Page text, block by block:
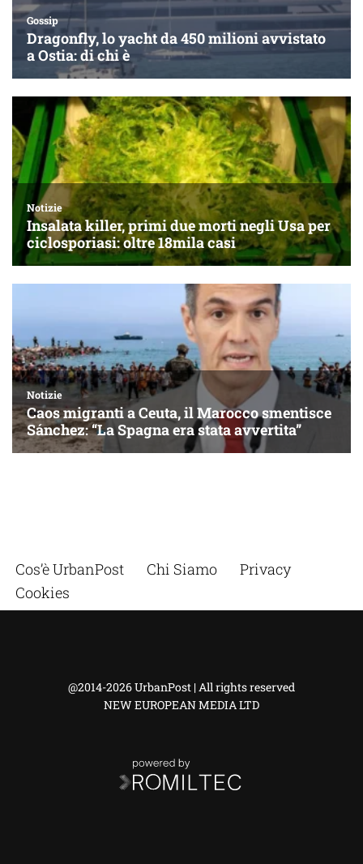
Cos’è UrbanPost Chi Siamo
Privacy
Cookies
@2014-2026 UrbanPost | All rights reserved
NEW EUROPEAN MEDIA LTD